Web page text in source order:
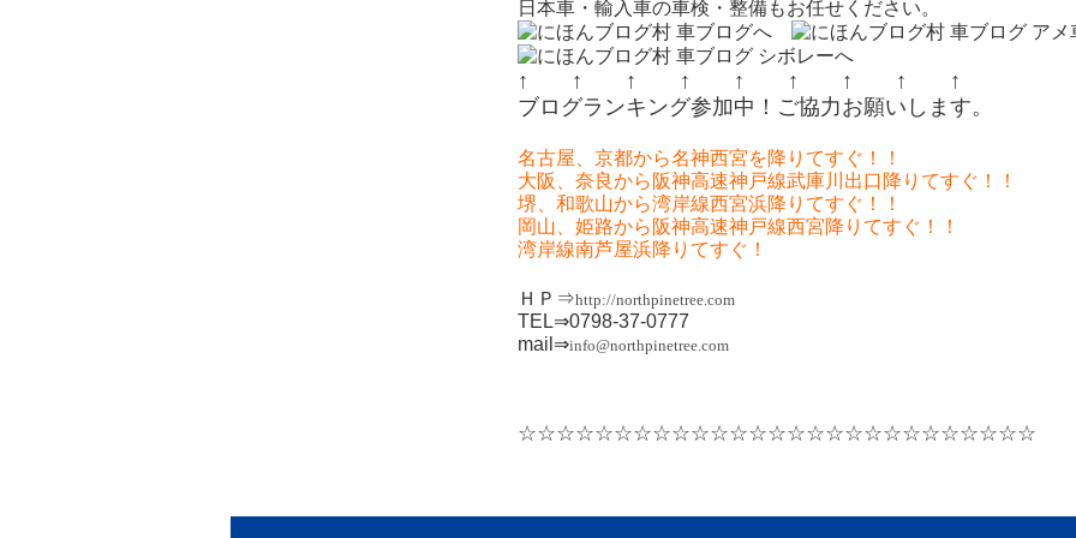
日本車・輸入車の車検・整備もお任せください。
↑ ↑ ↑ ↑ ↑ ↑ ↑ ↑ ↑
ブログランキング参加中！ご協力お願いします。
名古屋、京都から名神西宮を降りてすぐ！！
大阪、奈良から阪神高速神戸線武庫川出口降りてすぐ！！
堺、和歌山から湾岸線西宮浜降りてすぐ！！
岡山、姫路から阪神高速神戸線西宮降りてすぐ！！
湾岸線南芦屋浜降りてすぐ！
ＨＰ⇒http://northpinetree.com
TEL⇒0798-37-0777
mail⇒info@northpinetree.com
☆☆☆☆☆☆☆☆☆☆☆☆☆☆☆☆☆☆☆☆☆☆☆☆☆☆☆